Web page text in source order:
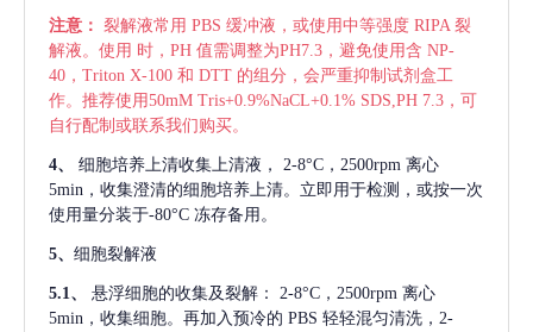
注意： 裂解液常用 PBS 缓冲液，或使用中等强度 RIPA 裂
解液。使用 时，PH 值需调整为PH7.3，避免使用含 NP-
40，Triton X-100 和 DTT 的组分，会严重抑制试剂盒工
作。推荐使用50mM Tris+0.9%NaCL+0.1% SDS,PH 7.3，可
自行配制或联系我们购买。
4、 细胞培养上清收集上清液，
2-8°C，2500rpm 离心
5min，收集澄清的细胞培养上清。立即用于检测，或按一次
使用量分装于-80°C 冻存备用。
5、 细胞裂解液
5.1、 悬浮细胞的收集及裂解：
2-8°C，2500rpm 离心
5min，收集细胞。再加入预冷的 PBS 轻轻混匀清洗，2-